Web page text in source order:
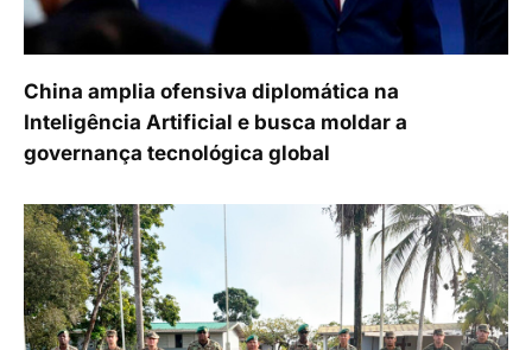
China amplia ofensiva diplomática na
Inteligência Artificial e busca moldar a
governança tecnológica global